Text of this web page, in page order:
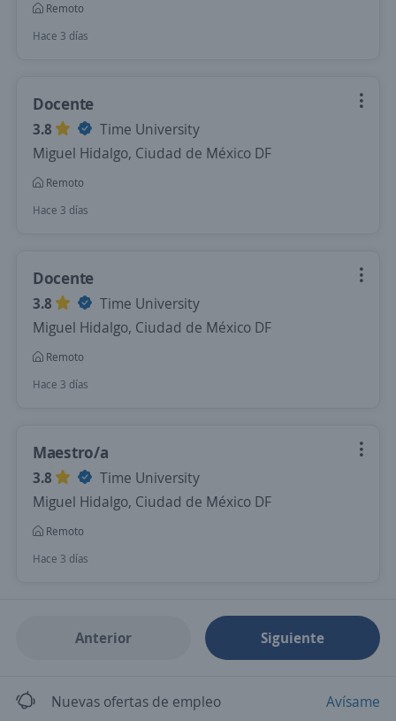
Remoto
Hace 3 días
Docente
3.8
Time University
Miguel Hidalgo, Ciudad de México DF
Remoto
Hace 3 días
Docente
3.8
Time University
Miguel Hidalgo, Ciudad de México DF
Remoto
Hace 3 días
Maestro/a
3.8
Time University
Miguel Hidalgo, Ciudad de México DF
Remoto
Hace 3 días
Anterior Siguiente
Nuevas ofertas de empleo Avísame